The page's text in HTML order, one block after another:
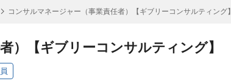
コンサルマネージャー（事業責任者）【ギブリーコンサルティング】
）【ギブリーコンサルティング】